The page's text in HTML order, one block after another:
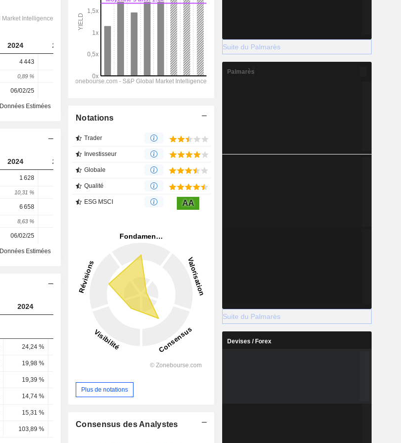
2024 2025 2027 2028
4 443 8 149 5 119 1 685
0,89 % 297,32 % -37,18 % -67,08 %
06/02/25
Données Estimées
2024 2025
1 628
10,31 %
6 658 7 167 8 007
8,63 %
06/02/25 -
Données Estimées
2024 2027
24,24 % 24,25 % 24,43 %
19,98 % 20,78 % 20,99 %
19,39 %
14,74 % 13,91 % 14,99 %
15,31 %
103,89 % 116,98 % 101,85 % 102,52 %
Notations
Trader
Investisseur
Globale
Qualité
ESG MSCI AA
Plus de notations
Consensus des Analystes
Suite du Palmarès
Palmarès
Suite du Palmarès
Devises / Forex